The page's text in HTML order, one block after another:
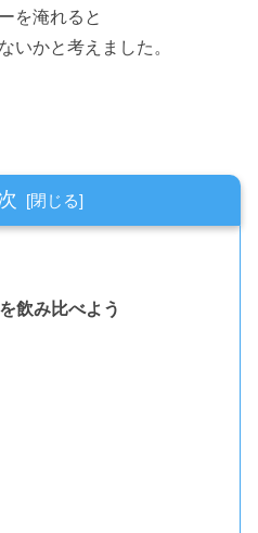
を淹れると
いかと考えました。
飲み比べよう